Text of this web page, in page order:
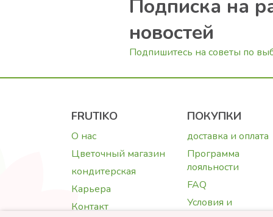
Подписка на
новостей
Подпишитесь на советы по
FRUTIKO
О нас
Цветочный магазин
кондитерская
Карьера
Контакт
ПОКУПКИ
доставка и оплата
Программа
лояльности
FAQ
Условия и